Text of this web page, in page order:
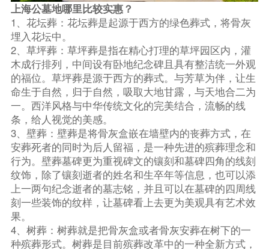
上海公墓地哪里比较实惠？
1、花坛葬：花坛葬是起源于西方的绿色葬式，将骨灰
埋入花坛中。
2、草坪葬：草坪葬是指在精心打理的草坪园区内，灌
木成行排列，中间设有卧地纪念碑且具有整洁统一外观
的福位。草坪葬是源于西方的葬式。与芳草为伴，让生
命生于自然，归于自然，吸取大地甘露，与天地合二为
一。西洋风格与中华传统文化的完美结合，流畅的线
条，给人视觉的美感。
3、壁葬：壁葬是将骨灰盒嵌在墙壁内的丧葬方式，在
安葬死者的同时为后人留福，是一种先进的殡葬理念和
行为。壁葬墓碑更为重视碑文的镶刻和墓碑四角的线刻
纹饰，除了镶刻逝者的姓名和生卒年等信息，也可以添
上一两句纪念逝者的墓志铭，并且可以在墓碑的四周线
刻一些装饰的纹样，让墓碑看上去更为美观具有艺术效
果。
4、树葬：树葬就是把骨灰盒或者骨灰安葬在树下的一
种殡葬形式。树葬是目前殡葬改革中的一种全新方式，